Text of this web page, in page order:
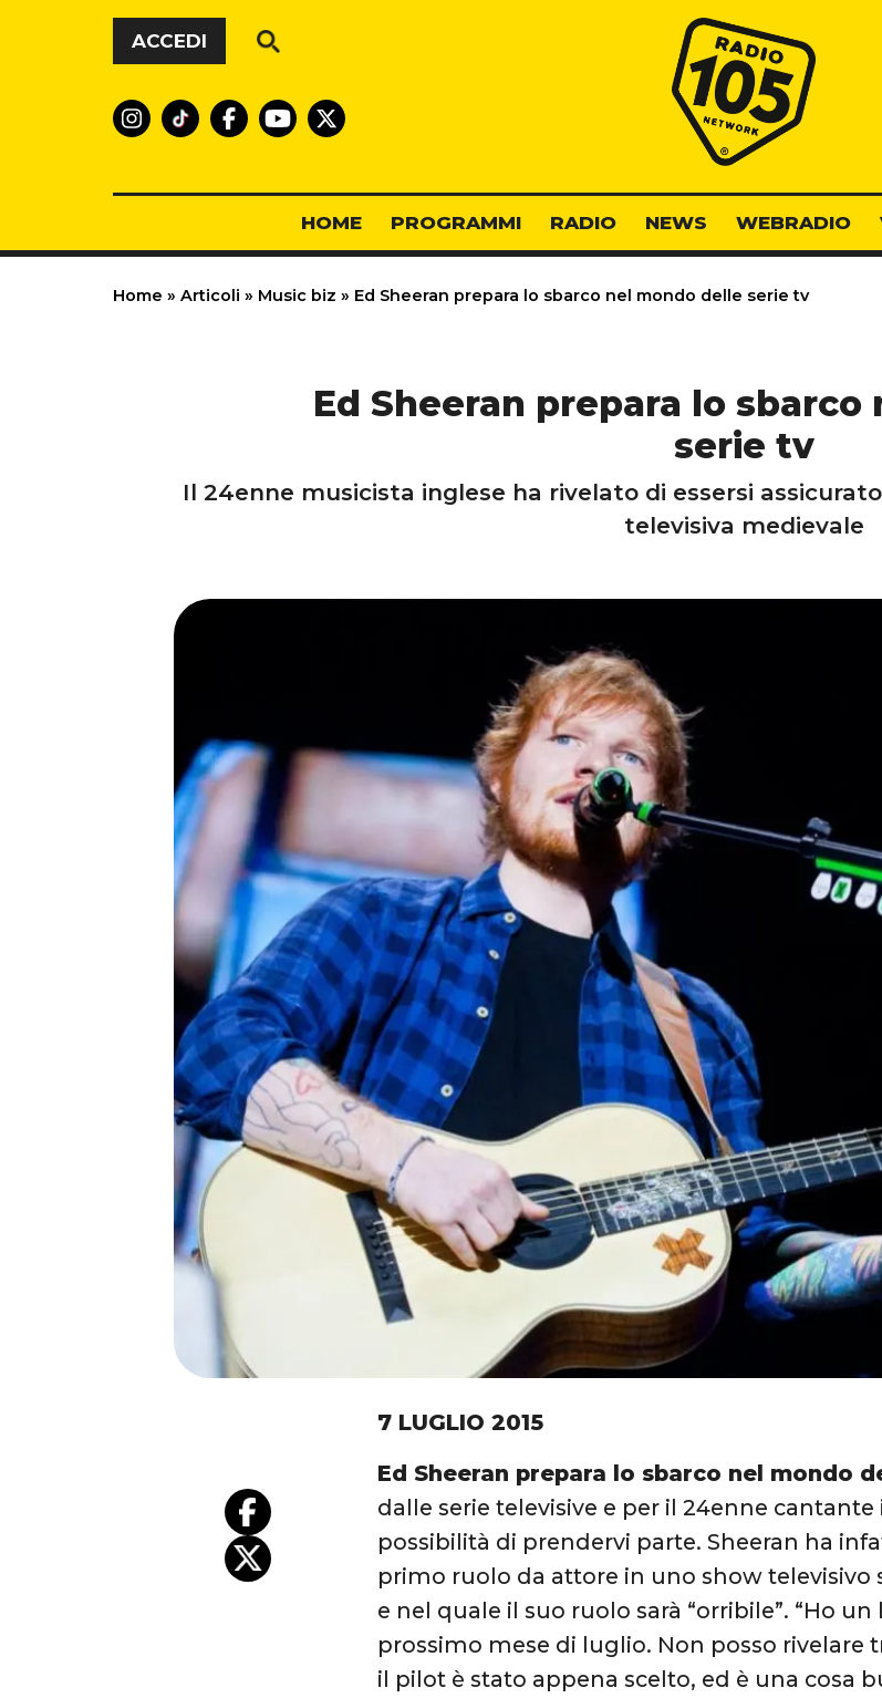
Vai al contenuto
ACCEDI
Radio 105
HOME PROGRAMMI RADIO NEWS WEBRADIO
Home » Articoli » Music biz » Ed Sheeran prepara lo sbarco nel mondo delle serie tv
Ed Sheeran prepara lo
serie tv
Il 24enne musicista inglese ha rivelato di essersi
televisiva medievale
7 LUGLIO 2015
Ed Sheeran prepara lo sbarco nel mondo
dalle serie televisive e per il 24enne
possibilità di prendervi parte. Sheeran ha
primo ruolo da attore in uno show televisivo
e nel quale il suo ruolo sarà “orribile”. “Ho
prossimo mese di luglio. Non posso
il pilot è stato appena scelto, ed è una cosa